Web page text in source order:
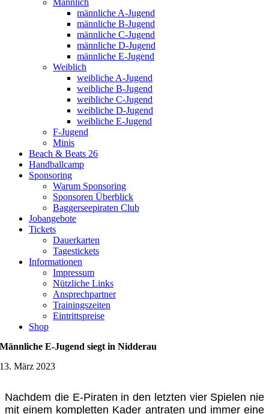
Männlich
männliche A-Jugend
männliche B-Jugend
männliche C-Jugend
männliche D-Jugend
männliche E-Jugend
Weiblich
weibliche A-Jugend
weibliche B-Jugend
weibliche C-Jugend
weibliche D-Jugend
weibliche E-Jugend
F-Jugend
Minis
Beach & Beats 26
Handballcamp
Sponsoring
Warum Sponsoring
Sponsoren Überblick
Baggerseepiraten Club
Jobangebote
Tickets
Dauerkarten
Tagestickets
Informationen
Impressum
Nützliche Links
Ansprechpartner
Trainingszeiten
Eintrittspreise
Shop
Männliche E-Jugend siegt in Nidderau
13. März 2023
Nachdem die E-Piraten in den letzten vier Spielen nie
mit einem kompletten Kader antraten und immer eine